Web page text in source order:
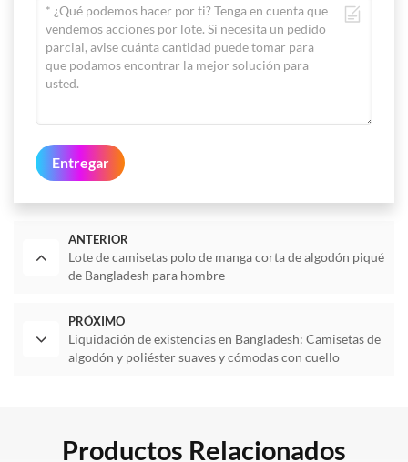
Entregar
ANTERIOR
Lote de camisetas polo de manga corta de algodón piqué
de Bangladesh para hombre
PRÓXIMO
Liquidación de existencias en Bangladesh: Camisetas de
algodón y poliéster suaves y cómodas con cuello
Productos Relacionados